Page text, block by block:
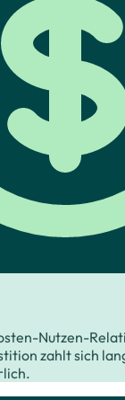
Nutzen-
zahlt sich